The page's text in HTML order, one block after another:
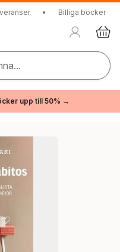
• Billiga böcker
upp till 50% →